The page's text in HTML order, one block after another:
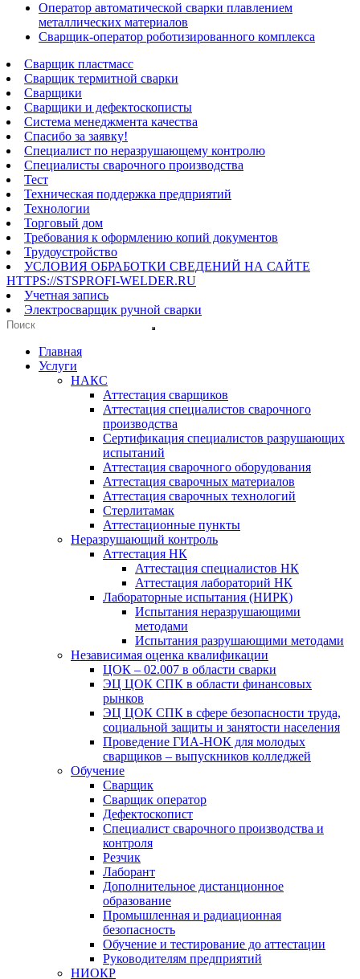
Оператор автоматической сварки плавлением
металлических материалов
Сварщик-оператор роботизированного комплекса
Сварщик пластмасс
Сварщик термитной сварки
Сварщики
Сварщики и дефектоскописты
Система менеджмента качества
Спасибо за заявку!
Специалист по неразрушающему контролю
Специалисты сварочного производства
Тест
Техническая поддержка предприятий
Технологии
Торговый дом
Требования к оформлению копий документов
Трудоустройство
УСЛОВИЯ ОБРАБОТКИ СВЕДЕНИЙ НА САЙТЕ
HTTPS://STSPROFI-WELDER.RU
Учетная запись
Электросварщик ручной сварки
Главная
Услуги
НАКС
Аттестация сварщиков
Аттестация специалистов сварочного
производства
Сертификация специалистов разрушающих
испытаний
Аттестация сварочного оборудования
Аттестация сварочных материалов
Аттестация сварочных технологий
Стерлитамак
Аттестационные пункты
Неразрушающий контроль
Аттестация НК
Аттестация специалистов НК
Аттестация лабораторий НК
Лабораторные испытания (НИРК)
Испытания неразрушающими
методами
Испытания разрушающими методами
Независимая оценка квалификации
ЦОК – 02.007 в области сварки
ЭЦ ЦОК СПК в области финансовых
рынков
ЭЦ ЦОК СПК в сфере безопасности труда,
социальной защиты и занятости населения
Проведение ГИА-НОК для молодых
сварщиков – выпускников колледжей
Обучение
Сварщик
Сварщик оператор
Дефектоскопист
Специалист сварочного производства и
контроля
Резчик
Лаборант
Дополнительное дистанционное
образование
Промышленная и радиационная
безопасность
Обучение и тестирование до аттестации
Руководителям предприятий
НИОКР